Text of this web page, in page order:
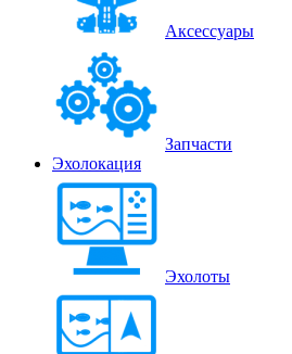
Аксессуары
Запчасти
Эхолокация
Эхолоты